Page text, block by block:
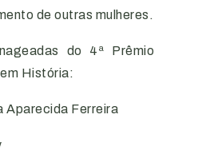
de outras mulheres.
do 4ª Prêmio
História:
Aparecida Ferreira